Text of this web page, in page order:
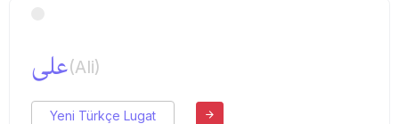
علی(Ali)
Yeni Türkçe Lugat